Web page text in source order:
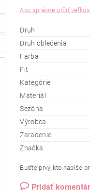
Ako správne určiť
Druh
Druh oblečenia
Farba
Fit
Kategórie
Materiál
Sezóna
Výrobca
Zaradenie
Značka
Buďte prvý, kto napíše
Pridať komentár